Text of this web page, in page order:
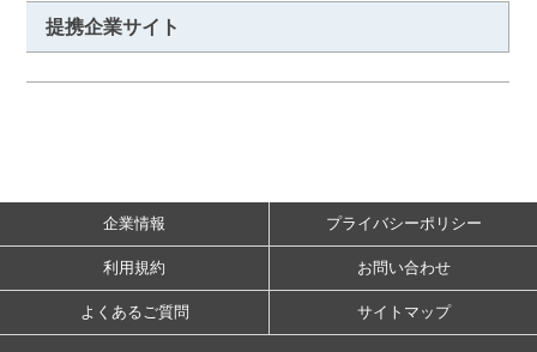
提携企業サイト
企業情報 プライバシーポリシー
利用規約 お問い合わせ
よくあるご質問 サイトマップ